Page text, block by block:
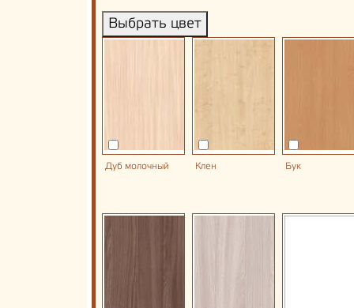
Выбрать цвет
Дуб молочный Клен Бук